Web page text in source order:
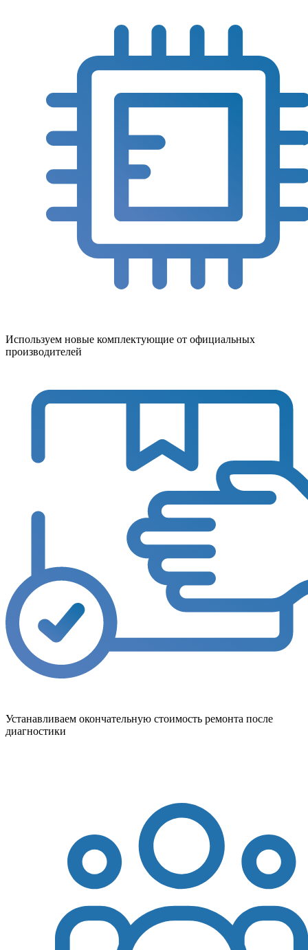
Используем новые комплектующие от официальных
производителей
Устанавливаем окончательную стоимость ремонта после
диагностики